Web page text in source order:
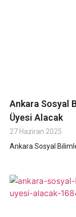
Ankara Sosyal
Üyesi Alacak
27 Haziran 2025
Ankara Sosyal